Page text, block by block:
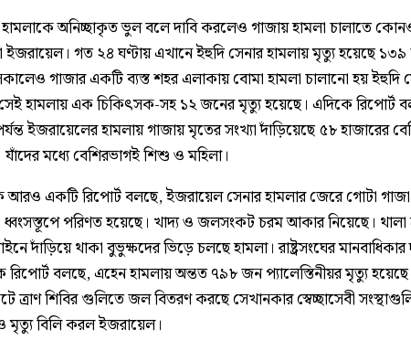
অনিচ্ছাকৃত ভুল বলে দাবি করলেও গাজায় হামলা চালাতে
ইজরায়েল। গত ২৪ ঘণ্টায় এখানে ইহুদি সেনার হামলায় মৃত্যু হয়েছে
গাজার একটি ব্যস্ত শহর এলাকায় বোমা হামলা চালানো হয় ইহুদি
হামলায় এক চিকিৎসক-সহ ১২ জনের মৃত্যু হয়েছে। এদিকে রিপোর্ট
ইজরায়েলের হামলায় গাজায় মৃতের সংখ্যা দাঁড়িয়েছে ৫৮ হাজারের
যাঁদের মধ্যে বেশিরভাগই শিশু ও মহিলা।
আরও একটি রিপোর্ট বলছে, ইজরায়েল সেনার হামলার জেরে গোটা গাজা
পরিণত হয়েছে। খাদ্য ও জলসংকট চরম আকার নিয়েছে। থালা
দাঁড়িয়ে থাকা বুভুক্ষদের ভিড়ে চলছে হামলা। রাষ্ট্রসংঘের
রিপোর্ট বলছে, এহেন হামলায় অন্তত ৭৯৮ জন প্যালেস্তিনীয়র মৃত্যু
ত্রাণ শিবির গুলিতে জল বিতরণ করছে সেখানকার স্বেচ্ছাসেবী
মৃত্যু বিলি করল ইজরায়েল।